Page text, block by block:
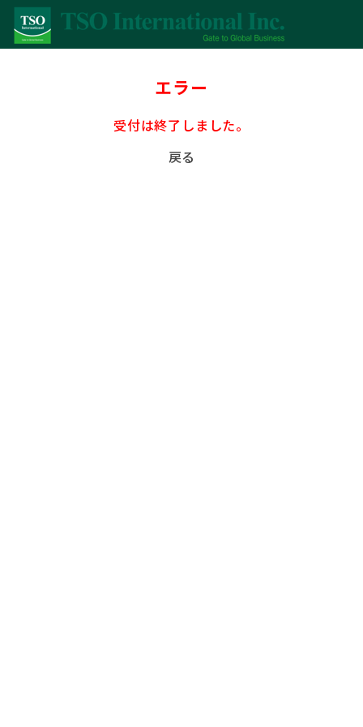
エラー
受付は終了しました。